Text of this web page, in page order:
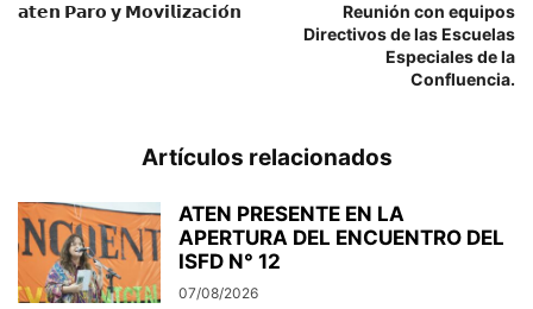
𝗮𝘁𝗲𝗻 𝗣𝗮𝗿𝗼 𝘆 𝗠𝗼𝘃𝗶𝗹𝗶𝘇𝗮𝗰𝗶𝗼́𝗻
Reunión con equipos
Directivos de las Escuelas
Especiales de la
Confluencia.
Artículos relacionados
ATEN PRESENTE EN LA
APERTURA DEL ENCUENTRO DEL
ISFD N° 12
07/08/2026